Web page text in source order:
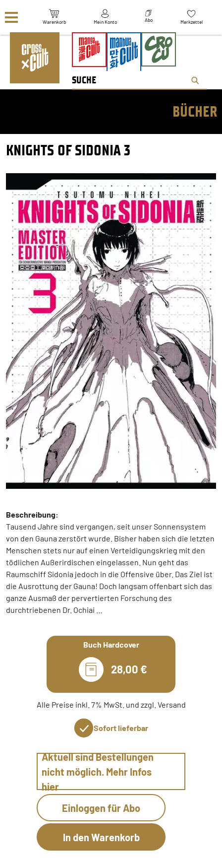
Warenkorb Mein Konto Abo Merkzettel
BÜCHER
KNIGHTS OF SIDONIA 3
Beschreibung:
Tausend Jahre sind vergangen, seit unser Sonnensystem
von den Gauna zerstört wurde. Bisher haben sich die letzten
Menschen stets nur auf einen Verteidigungskrieg mit den
tödlichen Außerirdischen eingelassen. Nun geht das
Raumschiff Sidonia jedoch in die Offensive über. Das Ziel ist
die Ausrottung der Gauna! Doch langsam offenbart sich das
ganze Ausmaß der pervertierten Forschung des
durchtriebenen Dr. Ochiai …
Buch Hardcover
28,00 €
Alle Preise inkl. 7% MwSt. und zzgl. Versand
Sofort lieferbar
Aktuell sind Bestellungen
nicht möglich. Mehr Infos
hier
Einloggen für Abo